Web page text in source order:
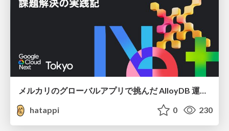
メルカリのグローバルアプリで挑んだ AlloyDB 運用と課題解決の実践記
hatappi
0 230